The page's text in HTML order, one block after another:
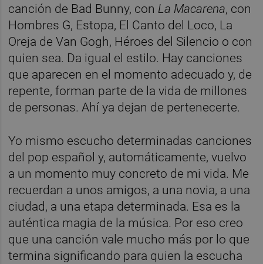
canción de Bad Bunny, con La Macarena, con
Hombres G, Estopa, El Canto del Loco, La
Oreja de Van Gogh, Héroes del Silencio o con
quien sea. Da igual el estilo. Hay canciones
que aparecen en el momento adecuado y, de
repente, forman parte de la vida de millones
de personas. Ahí ya dejan de pertenecerte.
Yo mismo escucho determinadas canciones
del pop español y, automáticamente, vuelvo
a un momento muy concreto de mi vida. Me
recuerdan a unos amigos, a una novia, a una
ciudad, a una etapa determinada. Esa es la
auténtica magia de la música. Por eso creo
que una canción vale mucho más por lo que
termina significando para quien la escucha